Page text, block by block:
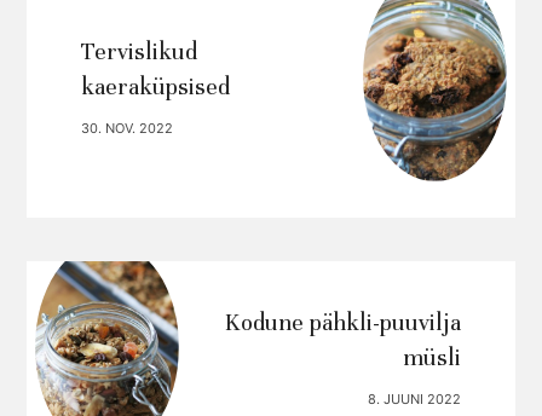
Tervislikud
kaeraküpsised
30. NOV. 2022
Kodune pähkli-puuvilja
müsli
8. JUUNI 2022